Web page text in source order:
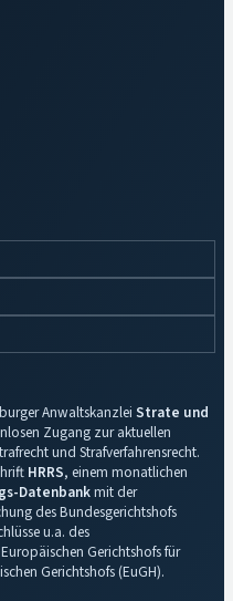
Anwaltskanzlei Strate und
Zugang zur aktuellen
und Strafverfahrensrecht.
HRRS, einem monatlichen
Datenbankmit der
des Bundesgerichtshofs
u.a. des
Gerichtshofs für
Gerichtshofs (EuGH).